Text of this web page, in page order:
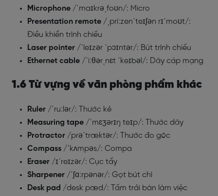
Microphone /ˈmaɪkrəˌfoʊn/: Micro
Presentation remote /ˌpriːzenˈteɪʃən rɪˈmoʊt/:
Điều khiển trình chiếu
Laser pointer /ˈleɪzər ˈpɔɪntər/: Bút trình chiếu
Ethernet cable /ˈiːθərˌnɛt ˈkeɪbəl/: Dây cáp mạng
1.6 Từ vựng về văn phòng phẩm khác
Ruler /ˈruːlər/: Thước kẻ
Measuring tape /ˈmɛʒərɪŋ teɪp/: Thước dây
Protractor /prəˈtræktər/: Thước đo góc
Compass /ˈkʌmpəs/: Compa
Eraser /ɪˈreɪzər/: Cục tẩy
Sharpener /ˈʃɑːrpənər/: Gọt bút chì
Desk pad /desk pæd/: Tấm trải bàn làm việc